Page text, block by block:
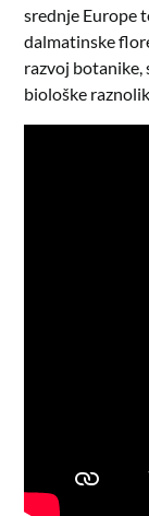
srednje Europe
dalmatinske
razvoj botanike,
biološke